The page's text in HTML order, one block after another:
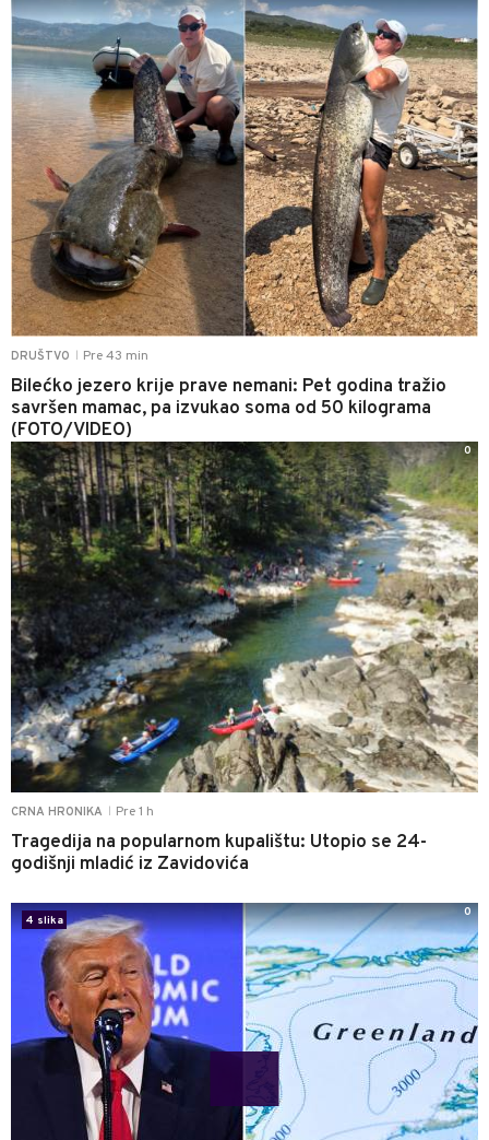
DRUŠTVO Pre 43 min
Bilećko jezero krije prave nemani: Pet godina tražio
savršen mamac, pa izvukao soma od 50 kilograma
(FOTO/VIDEO)
CRNA HRONIKA Pre 1 h
Tragedija na popularnom kupalištu: Utopio se 24-
godišnji mladić iz Zavidovića
0
4 slika
0